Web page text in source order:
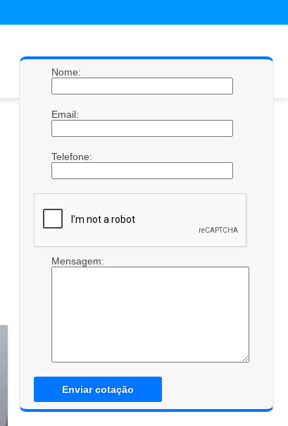
Nome:
Email:
Telefone:
Mensagem:
Enviar cotação